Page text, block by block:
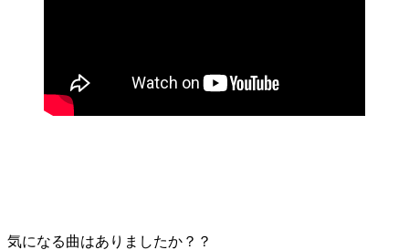
気になる曲はありましたか？？